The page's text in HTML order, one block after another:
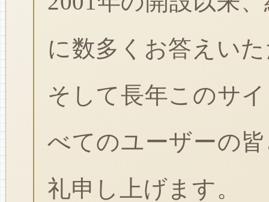
に数多くお答えい
そして長年このサ
べてのユーザーの
礼申し上げます。